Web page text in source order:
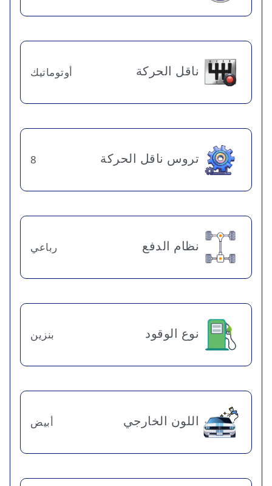
ناقل الحركة أوتوماتيك
تروس ناقل الحركة 8
نظام الدفع رباعي
نوع الوقود بنزين
اللون الخارجي أبيض